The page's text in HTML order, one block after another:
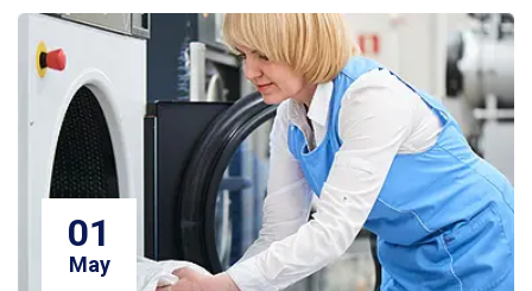
01
May